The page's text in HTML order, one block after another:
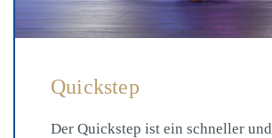
Quickstep
Der Quickstep ist ein schneller und